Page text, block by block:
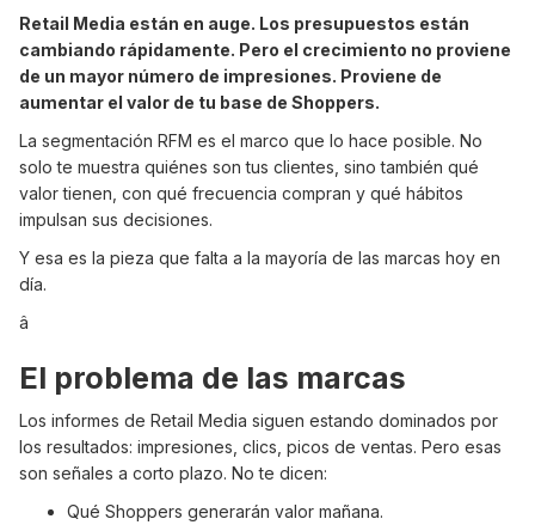
Retail Media están en auge. Los presupuestos están
cambiando rápidamente. Pero el crecimiento no proviene
de un mayor número de impresiones. Proviene de
aumentar el valor de tu base de Shoppers.
La segmentación RFM es el marco que lo hace posible. No
solo te muestra quiénes son tus clientes, sino también qué
valor tienen, con qué frecuencia compran y qué hábitos
impulsan sus decisiones.
Y esa es la pieza que falta a la mayoría de las marcas hoy en
día.
â
El problema de las marcas
Los informes de Retail Media siguen estando dominados por
los resultados: impresiones, clics, picos de ventas. Pero esas
son señales a corto plazo. No te dicen:
Qué Shoppers generarán valor mañana.